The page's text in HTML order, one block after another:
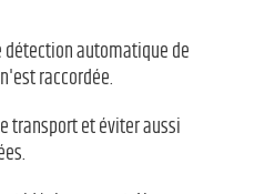
détection automatique de
raccordée.
transport et éviter aussi